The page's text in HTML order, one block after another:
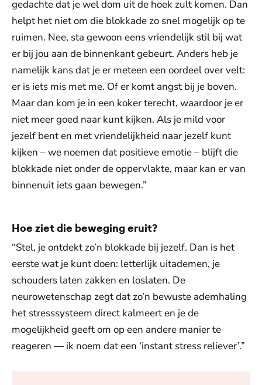
gedachte dat je wel dom uit de hoek zult komen. Dan
helpt het niet om die blokkade zo snel mogelijk op te
ruimen. Nee, sta gewoon eens vriendelijk stil bij wat
er bij jou aan de binnenkant gebeurt. Anders heb je
namelijk kans dat je er meteen een oordeel over velt:
er is iets mis met me. Of er komt angst bij je boven.
Maar dan kom je in een koker terecht, waardoor je er
niet meer goed naar kunt kijken. Als je mild voor
jezelf bent en met vriendelijkheid naar jezelf kunt
kijken – we noemen dat positieve emotie – blijft die
blokkade niet onder de oppervlakte, maar kan er van
binnenuit iets gaan bewegen.”
Hoe ziet die beweging eruit?
“Stel, je ontdekt zo’n blokkade bij jezelf. Dan is het
eerste wat je kunt doen: letterlijk uitademen, je
schouders laten zakken en loslaten. De
neurowetenschap zegt dat zo’n bewuste ademhaling
het stresssysteem direct kalmeert en je de
mogelijkheid geeft om op een andere manier te
reageren — ik noem dat een ‘instant stress reliever’.”